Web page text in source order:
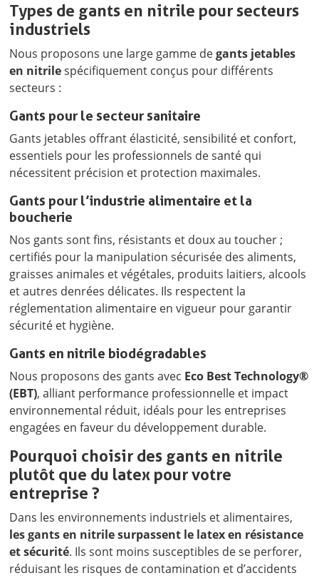
Types de gants en nitrile pour secteurs
industriels
Nous proposons une large gamme degants jetables
en nitrilespécifiquement conçus pour différents
secteurs :
Gants pour le secteur sanitaire
Gants jetables offrant élasticité, sensibilité et confort,
essentiels pour les professionnels de santé qui
nécessitent précision et protection maximales.
Gants pour l’industrie alimentaire et la
boucherie
Nos gants sont fins, résistants et doux au toucher ;
certifiés pour la manipulation sécurisée des aliments,
graisses animales et végétales, produits laitiers, alcools
et autres denrées délicates. Ils respectent la
réglementation alimentaire en vigueur pour garantir
sécurité et hygiène.
Gants en nitrile biodégradables
Nous proposons des gants avec Eco Best Technology®
(EBT), alliant performance professionnelle et impact
environnemental réduit, idéals pour les entreprises
engagées en faveur du développement durable.
Pourquoi choisir des gants en nitrile
plutôt que du latex pour votre
entreprise ?
Dans les environnements industriels et alimentaires,
les gants en nitrile surpassent le latex en résistance
et sécurité. Ils sont moins susceptibles de se perforer,
réduisant les risques de contamination et d’accidents